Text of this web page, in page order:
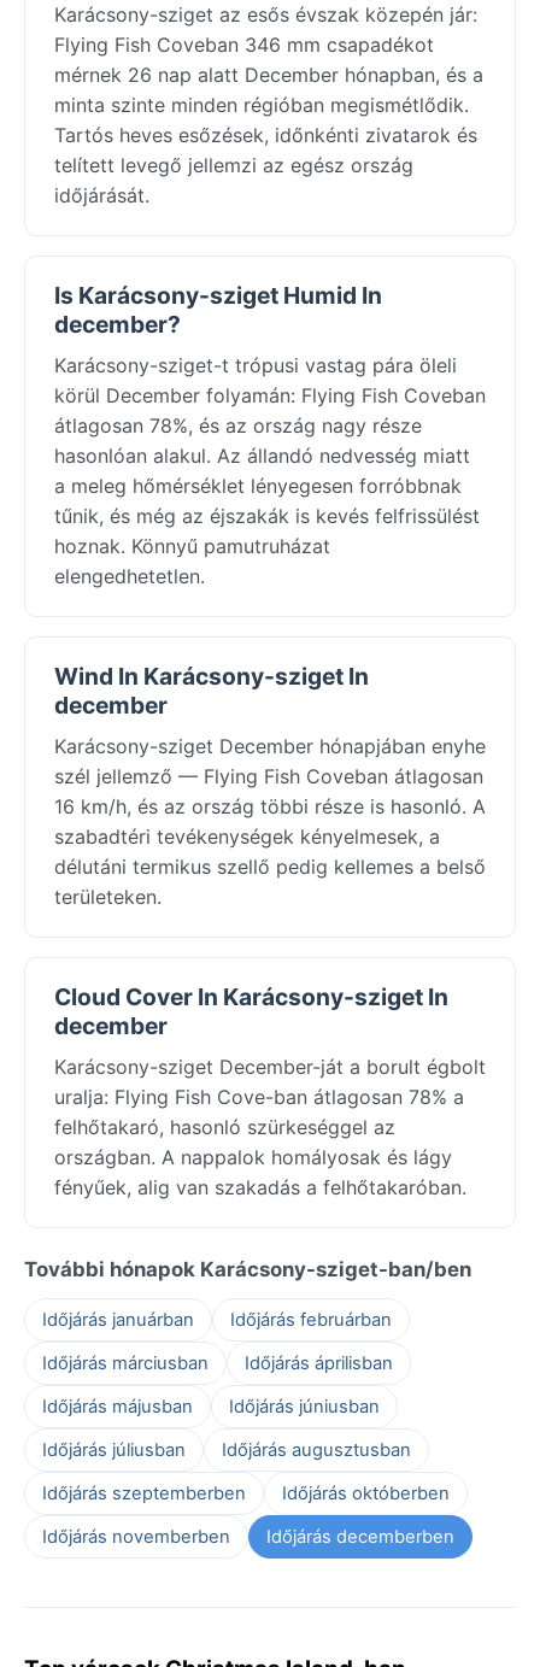
Karácsony-sziget az esős évszak közepén jár:
Flying Fish Coveban 346 mm csapadékot
mérnek 26 nap alatt December hónapban, és a
minta szinte minden régióban megismétlődik.
Tartós heves esőzések, időnkénti zivatarok és
telített levegő jellemzi az egész ország
időjárását.
Is Karácsony-sziget Humid In
december?
Karácsony-sziget-t trópusi vastag pára öleli
körül December folyamán: Flying Fish Coveban
átlagosan 78%, és az ország nagy része
hasonlóan alakul. Az állandó nedvesség miatt
a meleg hőmérséklet lényegesen forróbbnak
tűnik, és még az éjszakák is kevés felfrissülést
hoznak. Könnyű pamutruházat
elengedhetetlen.
Wind In Karácsony-sziget In
december
Karácsony-sziget December hónapjában enyhe
szél jellemző — Flying Fish Coveban átlagosan
16 km/h, és az ország többi része is hasonló. A
szabadtéri tevékenységek kényelmesek, a
délutáni termikus szellő pedig kellemes a belső
területeken.
Cloud Cover In Karácsony-sziget In
december
Karácsony-sziget December-ját a borult égbolt
uralja: Flying Fish Cove-ban átlagosan 78% a
felhőtakaró, hasonló szürkeséggel az
országban. A nappalok homályosak és lágy
fényűek, alig van szakadás a felhőtakaróban.
További hónapok Karácsony-sziget-ban/ben
Időjárás januárban
Időjárás februárban
Időjárás márciusban
Időjárás áprilisban
Időjárás májusban
Időjárás júniusban
Időjárás júliusban
Időjárás augusztusban
Időjárás szeptemberben
Időjárás októberben
Időjárás novemberben
Időjárás decemberben